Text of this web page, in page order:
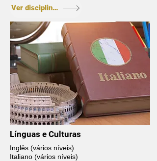
Ver disciplinas
Línguas e Culturas
Inglês (vários níveis)
Italiano (vários níveis)